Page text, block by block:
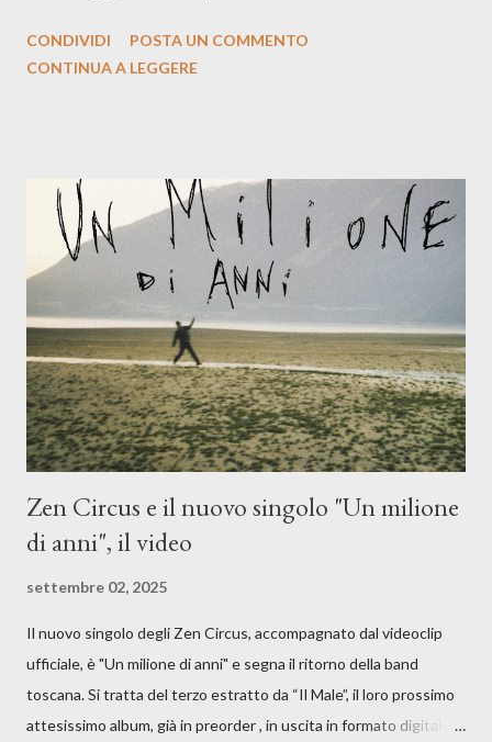
indubbiamente matura e consapevole oltre che con ottimi
Dicevamo. Ed è da qui che il nostro inizia questo concept
musicale, con " Che ora è" , raccontando la separazione dalla
moglie, del senso di sconfitta e del caldo afoso che opprime,
giusta condizione di sopraffazione: "Non so che ora è, che giorno
è, di questa estate che...". E' raro fare uscire come singolo una
cover, ma...
CONDIVIDI
POSTA UN COMMENTO
CONTINUA A LEGGERE
Zen Circus e il nuovo singolo "Un milione
di anni", il video
settembre 02, 2025
Il nuovo singolo degli Zen Circus, accompagnato dal videoclip
ufficiale, è "Un milione di anni" e segna il ritorno della band
toscana. Si tratta del terzo estratto da “Il Male”, il loro prossimo
attesissimo album, già in preorder , in uscita in formato digitale il